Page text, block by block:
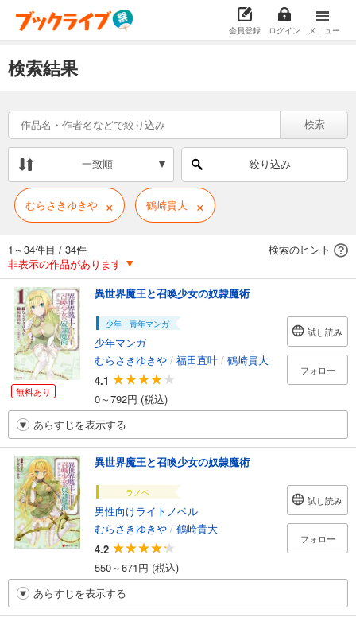
会員登録 ログイン メニュー
検索結果
検索
一致順 絞り込み
むらさきゆきや × 鶴崎貴大 ×
1～34件目 / 34件
検索のヒント
非表示の作品があります
無料あり
異世界魔王と召喚少女の奴隷魔術
少年・青年マンガ
少年マンガ
むらさきゆきや / 福田直叶 / 鶴崎貴大
4.1
0～792円 (税込)
試し読み
フォロー
あらすじを表示する
異世界魔王と召喚少女の奴隷魔術
ラノベ
男性向けライトノベル
むらさきゆきや / 鶴崎貴大
4.2
550～671円 (税込)
試し読み
フォロー
あらすじを表示する